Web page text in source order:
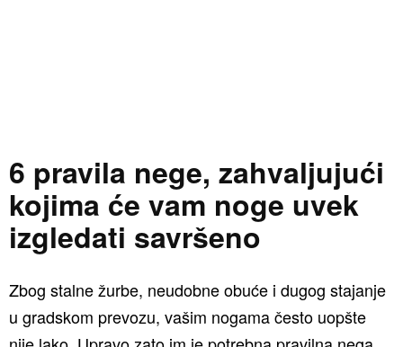
6 pravila nege, zahvaljujući
kojima će vam noge uvek
izgledati savršeno
Zbog stalne žurbe, neudobne obuće i dugog stajanje
u gradskom prevozu, vašim nogama često uopšte